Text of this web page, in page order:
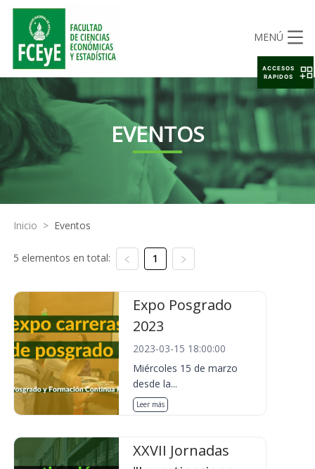
MENÚ
EVENTOS
Inicio > Eventos
5 elementos en total: 1
Expo Posgrado
2023
2023-03-15 18:00:00
Miércoles 15 de marzo
desde la...
Leer más
XXVII Jornadas
ACCESOS
RAPIDOS